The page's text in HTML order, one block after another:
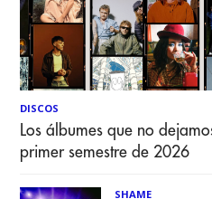
DISCOS
Los álbumes que no
primer semestre de 2026
SHAME